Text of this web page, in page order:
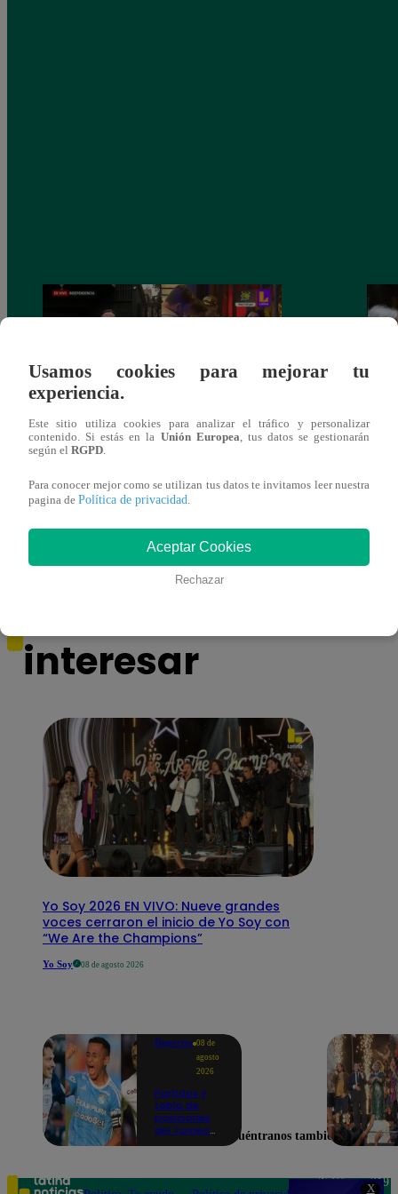
X
Cantante Jaime Carmona asesinado: todo
de ‘La Voz Perú’
interesar
Yo Soy 2026 EN VIVO: Nueve grandes
voces cerraron el inicio de Yo Soy con
“We Are the Champions”
Yo Soy 08 de agosto 2026
Deportes 08 de
agosto
2026
Partidos y
tabla de
posiciones
del Torneo
en la fecha 4
Usamos cookies para mejorar tu
experiencia.
Este sitio utiliza cookies para analizar el tráfico y personalizar
contenido. Si estás en la Unión Europea, tus datos se gestionarán
según el RGPD.
Para conocer mejor como se utilizan tus datos te invitamos leer nuestra
pagina de Política de privacidad.
Aceptar Cookies
Rechazar
Encuéntranos también en
Teléfono: 219